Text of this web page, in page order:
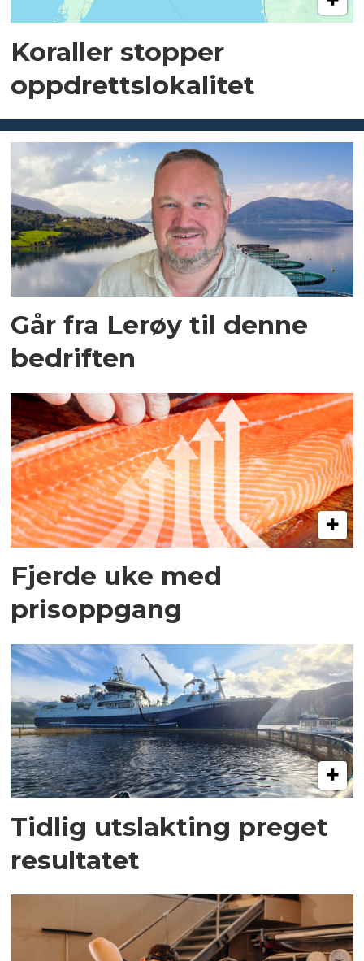
Koraller stopper
oppdrettslokalitet
Går fra Lerøy til denne
bedriften
Fjerde uke med
prisoppgang
Tidlig utslakting preget
resultatet